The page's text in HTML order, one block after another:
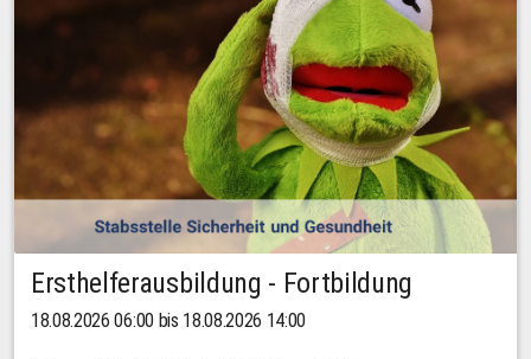
Ersthelferausbildung - Fortbildung
18.08.2026 06:00 bis 18.08.2026 14:00